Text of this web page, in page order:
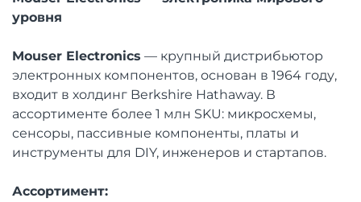
уровня
Mouser Electronics — крупный дистрибьютор
электронных компонентов, основан в 1964 году,
входит в холдинг Berkshire Hathaway. В
ассортименте более 1 млн SKU: микросхемы,
сенсоры, пассивные компоненты, платы и
инструменты для DIY, инженеров и стартапов.
Ассортимент: